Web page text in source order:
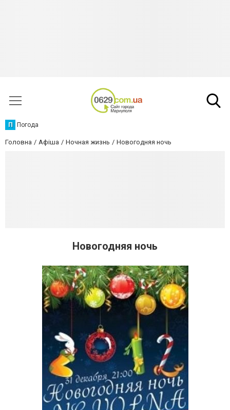
П Погода
Головна Афіша Ночная жизнь Новогодняя ночь
Новогодняя ночь